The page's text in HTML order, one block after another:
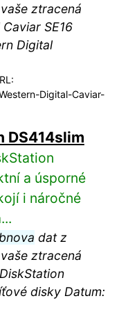
ztracená
SE16
Digital
Digital-Caviar-
DS414slim
a úsporné
i náročné
dat z
ztracená
disky Datum: